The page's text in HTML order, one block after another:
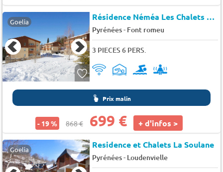
Goelia Résidence Néméa Les Chalets du Belvedere
Pyrénées- Font romeu
3 PIECES 6 PERS.
Prix malin
- 19 % 868 € 699 € + d'infos >
Goelia Residence et Chalets La Soulane
Pyrénées- Loudenvielle